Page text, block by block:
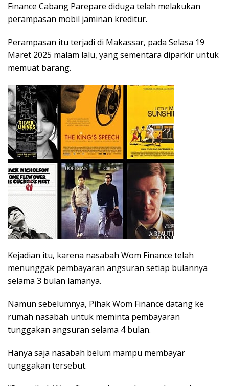
Finance Cabang Parepare diduga telah melakukan
perampasan mobil jaminan kreditur.
Perampasan itu terjadi di Makassar, pada Selasa 19
Maret 2025 malam lalu, yang sementara diparkir untuk
memuat barang.
Kejadian itu, karena nasabah Wom Finance telah
menunggak pembayaran angsuran setiap bulannya
selama 3 bulan lamanya.
Namun sebelumnya, Pihak Wom Finance datang ke
rumah nasabah untuk meminta pembayaran
tunggakan angsuran selama 4 bulan.
Hanya saja nasabah belum mampu membayar
tunggakan tersebut.